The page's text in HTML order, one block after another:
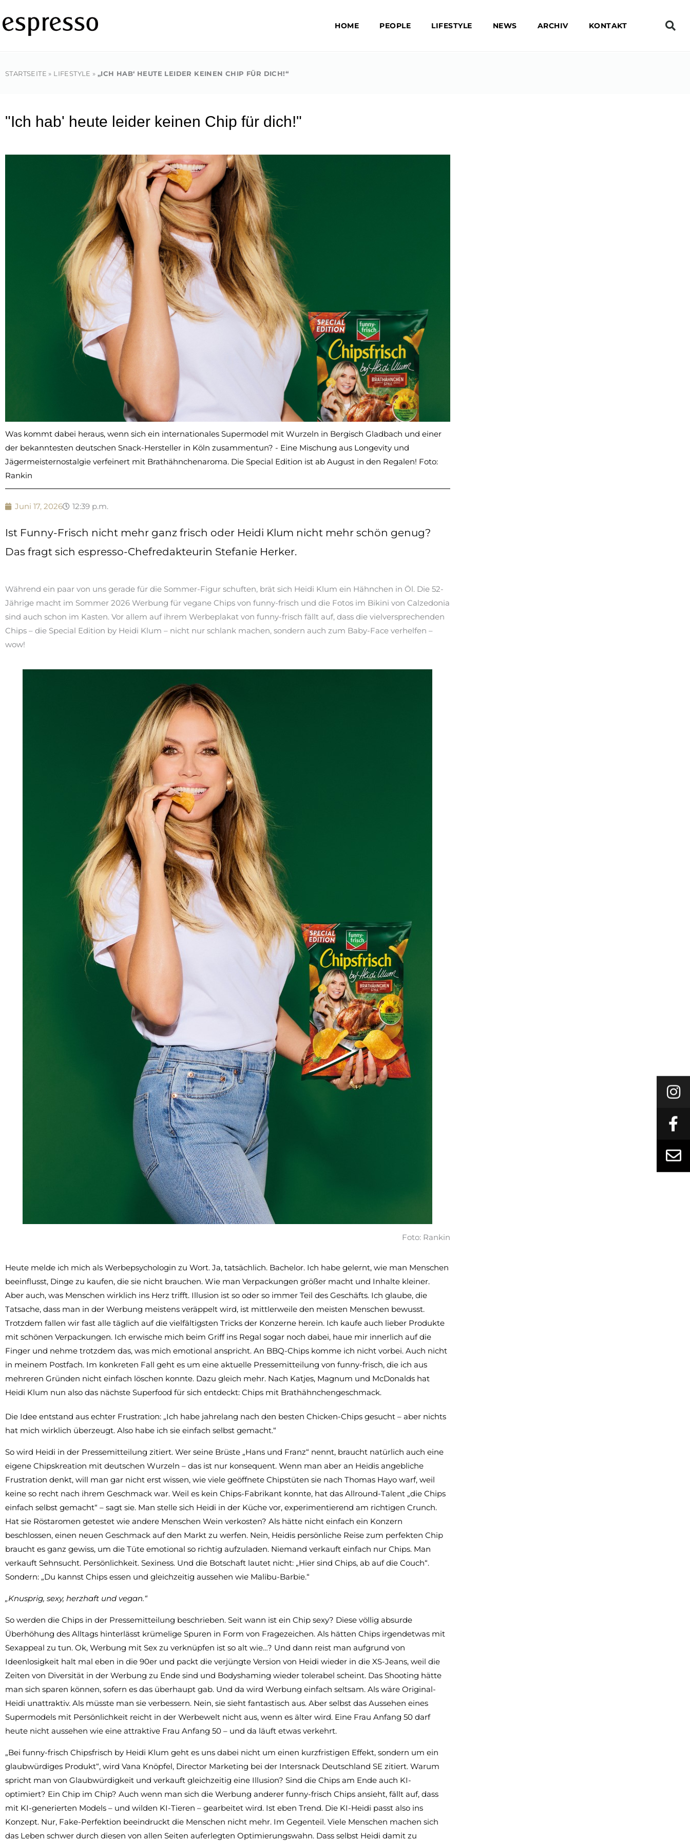
Inhalt
springen
HOME PEOPLE LIFESTYLE NEWS ARCHIV KONTAKT
STARTSEITE » LIFESTYLE »„ICH HAB‘ HEUTE LEIDER KEINEN CHIP FÜR DICH!“​
"Ich hab' heute leider keinen Chip für dich!"
Was kommt dabei heraus, wenn sich ein internationales Supermodel mit Wurzeln in Bergisch Gladbach und einer
der bekanntesten deutschen Snack-Hersteller in Köln zusammentun? - Eine Mischung aus Longevity und
Jägermeisternostalgie verfeinert mit Brathähnchenaroma. Die Special Edition ist ab August in den Regalen! Foto:
Rankin
Juni 17, 2026 12:39 p.m.
Ist Funny-Frisch nicht mehr ganz frisch oder Heidi Klum nicht mehr schön genug?
Das fragt sich espresso-Chefredakteurin Stefanie Herker.
Während ein paar von uns gerade für die Sommer-Figur schuften, brät sich Heidi Klum ein Hähnchen in Öl. Die 52-
Jährige macht im Sommer 2026 Werbung für vegane Chips von funny-frisch und die Fotos im Bikini von Calzedonia
sind auch schon im Kasten. Vor allem auf ihrem Werbeplakat von funny-frisch fällt auf, dass die vielversprechenden
Chips – die Special Edition by Heidi Klum – nicht nur schlank machen, sondern auch zum Baby-Face verhelfen –
wow!
Foto: Rankin
Heute melde ich mich als Werbepsychologin zu Wort. Ja, tatsächlich. Bachelor. Ich habe gelernt, wie man Menschen
beeinflusst, Dinge zu kaufen, die sie nicht brauchen. Wie man Verpackungen größer macht und Inhalte kleiner.
Aber auch, was Menschen wirklich ins Herz trifft. Illusion ist so oder so immer Teil des Geschäfts. Ich glaube, die
Tatsache, dass man in der Werbung meistens veräppelt wird, ist mittlerweile den meisten Menschen bewusst.
Trotzdem fallen wir fast alle täglich auf die vielfältigsten Tricks der Konzerne herein. Ich kaufe auch lieber Produkte
mit schönen Verpackungen. Ich erwische mich beim Griff ins Regal sogar noch dabei, haue mir innerlich auf die
Finger und nehme trotzdem das, was mich emotional anspricht. An BBQ-Chips komme ich nicht vorbei. Auch nicht
in meinem Postfach. Im konkreten Fall geht es um eine aktuelle Pressemitteilung von funny-frisch, die ich aus
mehreren Gründen nicht einfach löschen konnte. Dazu gleich mehr. Nach Katjes, Magnum und McDonalds hat
Heidi Klum nun also das nächste Superfood für sich entdeckt: Chips mit Brathähnchengeschmack.
Die Idee entstand aus echter Frustration: „Ich habe jahrelang nach den besten Chicken-Chips gesucht – aber nichts
hat mich wirklich überzeugt. Also habe ich sie einfach selbst gemacht.“
So wird Heidi in der Pressemitteilung zitiert. Wer seine Brüste „Hans und Franz“ nennt, braucht natürlich auch eine
eigene Chipskreation mit deutschen Wurzeln – das ist nur konsequent. Wenn man aber an Heidis angebliche
Frustration denkt, will man gar nicht erst wissen, wie viele geöffnete Chipstüten sie nach Thomas Hayo warf, weil
keine so recht nach ihrem Geschmack war. Weil es kein Chips-Fabrikant konnte, hat das Allround-Talent „die Chips
einfach selbst gemacht“ – sagt sie. Man stelle sich Heidi in der Küche vor, experimentierend am richtigen Crunch.
Hat sie Röstaromen getestet wie andere Menschen Wein verkosten? Als hätte nicht einfach ein Konzern
beschlossen, einen neuen Geschmack auf den Markt zu werfen. Nein, Heidis persönliche Reise zum perfekten Chip
braucht es ganz gewiss, um die Tüte emotional so richtig aufzuladen. Niemand verkauft einfach nur Chips. Man
verkauft Sehnsucht. Persönlichkeit. Sexiness. Und die Botschaft lautet nicht: „Hier sind Chips, ab auf die Couch“.
Sondern: „Du kannst Chips essen und gleichzeitig aussehen wie Malibu-Barbie.“
„Knusprig, sexy, herzhaft und vegan.“
So werden die Chips in der Pressemitteilung beschrieben. Seit wann ist ein Chip sexy? Diese völlig absurde
Überhöhung des Alltags hinterlässt krümelige Spuren in Form von Fragezeichen. Als hätten Chips irgendetwas mit
Sexappeal zu tun. Ok, Werbung mit Sex zu verknüpfen ist so alt wie…? Und dann reist man aufgrund von
Ideenlosigkeit halt mal eben in die 90er und packt die verjüngte Version von Heidi wieder in die XS-Jeans, weil die
Zeiten von Diversität in der Werbung zu Ende sind und Bodyshaming wieder tolerabel scheint. Das Shooting hätte
man sich sparen können, sofern es das überhaupt gab. Und da wird Werbung einfach seltsam. Als wäre Original-
Heidi unattraktiv. Als müsste man sie verbessern. Nein, sie sieht fantastisch aus. Aber selbst das Aussehen eines
Supermodels mit Persönlichkeit reicht in der Werbewelt nicht aus, wenn es älter wird. Eine Frau Anfang 50 darf
heute nicht aussehen wie eine attraktive Frau Anfang 50 – und da läuft etwas verkehrt.
„Bei funny-frisch Chipsfrisch by Heidi Klum geht es uns dabei nicht um einen kurzfristigen Effekt, sondern um ein
glaubwürdiges Produkt“, wird Vana Knöpfel, Director Marketing bei der Intersnack Deutschland SE zitiert. Warum
spricht man von Glaubwürdigkeit und verkauft gleichzeitig eine Illusion? Sind die Chips am Ende auch KI-
optimiert? Ein Chip im Chip? Auch wenn man sich die Werbung anderer funny-frisch Chips ansieht, fällt auf, dass
mit KI-generierten Models – und wilden KI-Tieren – gearbeitet wird. Ist eben Trend. Die KI-Heidi passt also ins
Konzept. Nur, Fake-Perfektion beeindruckt die Menschen nicht mehr. Im Gegenteil. Viele Menschen machen sich
das Leben schwer durch diesen von allen Seiten auferlegten Optimierungswahn. Dass selbst Heidi damit zu